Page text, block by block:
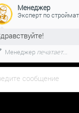
г. Москва, МКАД, 65-й
пн-пс: 08:00-
сообщение
Менеджер
Эксперт по
Менеджер печатает...